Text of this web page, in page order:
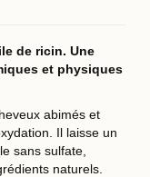
de ricin. Une
et physiques
abimés et
Il laisse un
sans sulfate,
naturels.